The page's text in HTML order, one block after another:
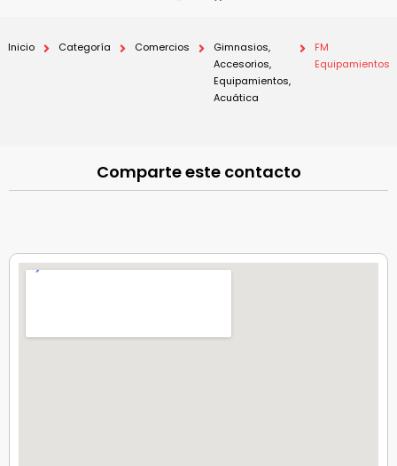
Inicio Categoría Comercios
Gimnasios,
Accesorios,
Equipamientos,
Acuática
FM
Equipamientos
Comparte este contacto